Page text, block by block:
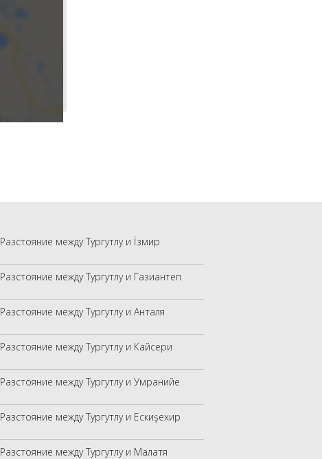
Разстояние между Тургутлу и İзмир
Разстояние между Тургутлу и Газиантеп
Разстояние между Тургутлу и Анталя
Разстояние между Тургутлу и Кайсери
Разстояние между Тургутлу и Умранийе
Разстояние между Тургутлу и Ескиşехир
Разстояние между Тургутлу и Малатя